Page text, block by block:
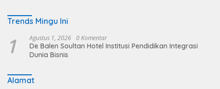
Trends Mingu Ini
1 Agustus 1, 2026 0 Komentar
De Balen Soultan Hotel Institusi Pendidikan Integrasi
Dunia Bisnis
Alamat